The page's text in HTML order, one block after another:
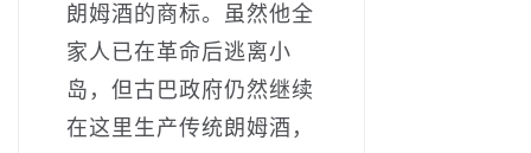
朗姆酒的商标。虽然他全
家人已在革命后逃离小
岛，但古巴政府仍然继续
在这里生产传统朗姆酒，